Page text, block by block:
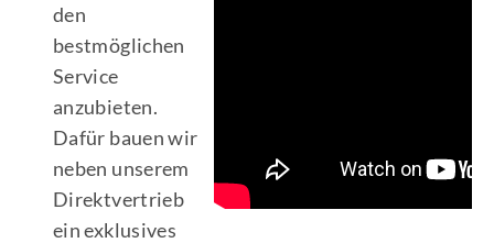
den
bestmöglichen
Service
anzubieten.
Dafür bauen wir
neben unserem
Direktvertrieb
ein exklusives